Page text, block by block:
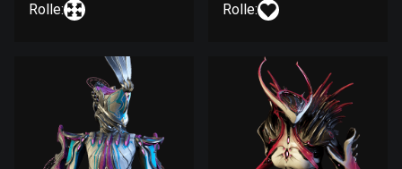
Rolle: Rolle: